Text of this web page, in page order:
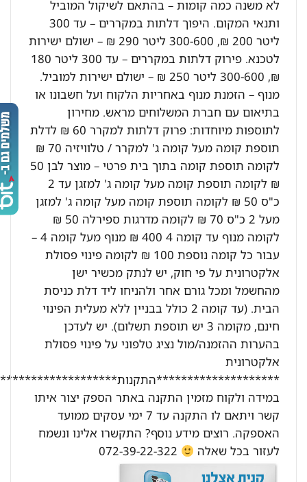
לא משנה כמה קומות – בהתאם לשיקול המוביל
ותנאי המקום. היפוך דלתות במקררים – עד 300
ליטר 200 ₪, 300-600 ליטר 290 ₪ – ישולם ישירות
לטכנא. פירוק דלתות במקררים – עד 300 ליטר 180
₪, 300-600 ליטר 250 ₪ – ישולם ישירות למוביל.
מנוף – הזמנת מנוף באחריות הלקוח ועל חשבונו או
בתיאום עם חברת המשלוחים מראש. מחירון
לתוספות מיוחדות: פרוק דלתות למקרר 60 ₪ לדלת
תוספת קומה מעל קומה ג' למקרר / טלוויזיה 70 ₪
לקומה תוספת קומה בתוך בית פרטי – מוצר לבן 50
₪ לקומה תוספת קומה מעל קומה ג' למזגן עד 2
כ"ס 50 ₪ לקומה תוספת קומה מעל קומה ג' למזגן
מעל 2 כ"ס 70 ₪ לקומה מדרגות ספירלה 50 ₪
לקומה מנוף עד קומה 4 400 ₪ מנוף מעל קומה 4 –
עבור כל קומה נוספת 100 ₪ לקומה פינוי פסולת
אלקטרונית על פי חוק, יש לנתק מכשיר ישן
מהחשמל ומכל גורם אחר ולהניחו ליד דלת כניסת
הבית. (עד קומה 2 כולל בבניין ללא מעלית הפינוי
חינם, מקומה 3 יש תוספת תשלום). יש לעדכן
בהערות ההזמנה/מול נציג טלפוני על פינוי פסולת
אלקטרונית
********************התקנות********************:
במידה ולקוח מזמין התקנה באתר הספק יצור איתו
קשר ויתאם לו התקנה עד 7 ימי עסקים ממועד
האספקה. רוצים מידע נוסף? התקשרו אלינו ונשמח
לעזור בכל שאלה
072-39-22-322